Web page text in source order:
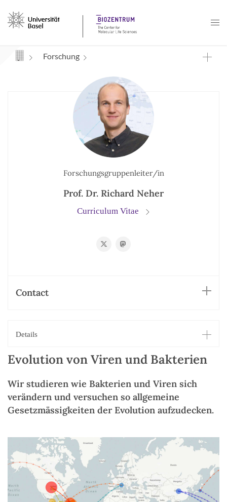
Navigation mit Access Keys
Forschung
Forschungsgruppenleiter/in
Prof. Dr. Richard Neher
Curriculum Vitae
Contact
Details
Evolution von Viren und Bakterien
Wir studieren wie Bakterien und Viren sich
verändern und versuchen so allgemeine
Gesetzmässigkeiten der Evolution aufzudecken.